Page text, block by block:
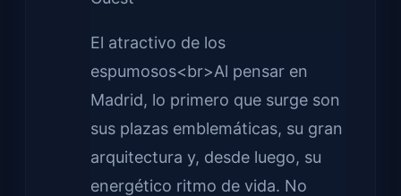
El atractivo de los
espumosos<br>Al pensar en
Madrid, lo primero que surge son
sus plazas emblemáticas, su gran
arquitectura y, desde luego, su
energético ritmo de vida. No